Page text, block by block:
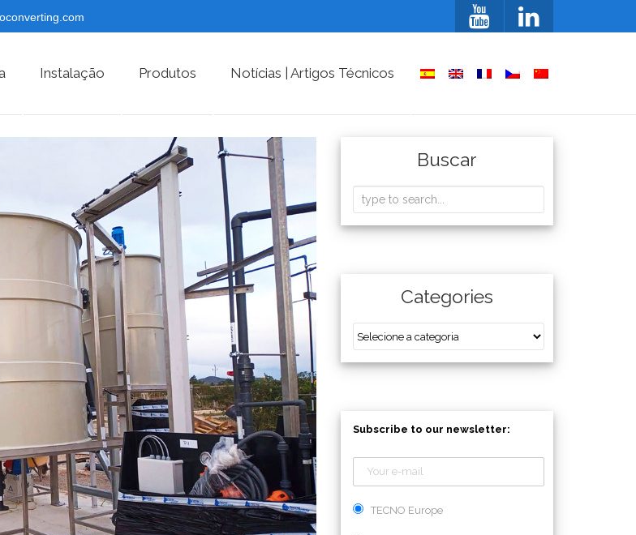
Instalação Produtos Notícias | Artigos Técnicos
Buscar
Categories
Subscribe to our newsletter:
TECNO Europe